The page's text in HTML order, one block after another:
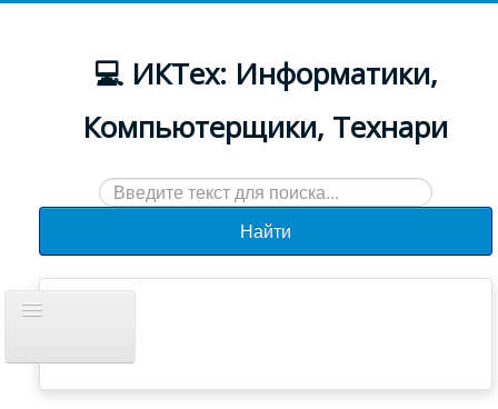
💻 ИКТех: Информатики,
Компьютерщики, Технари
Искать...
Найти
навигацию